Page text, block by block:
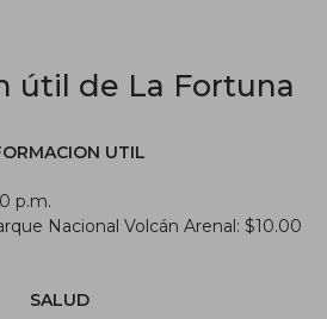
útil de La Fortuna
UTIL
p.m.
Nacional Volcán Arenal: $10.00
SALUD